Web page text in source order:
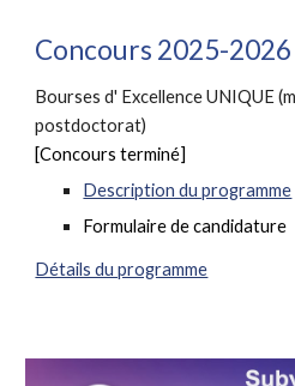
Concours 2025-2026
Bourses d' Excellence UNIQUE
postdoctorat)
[Concours terminé]
Description du programme
Formulaire de candidature
Détails du programme